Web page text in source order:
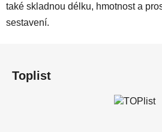
také skladnou délku, hmotnost a
sestavení.
Toplist